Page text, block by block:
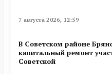
7 августа 2026, 12:59
В Советском районе
капитальный ремонт
Советской